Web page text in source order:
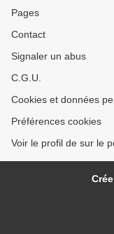
Pages
Contact
Signaler un abus
C.G.U.
Cookies et données
Préférences cookies
Voir le profil de sur le